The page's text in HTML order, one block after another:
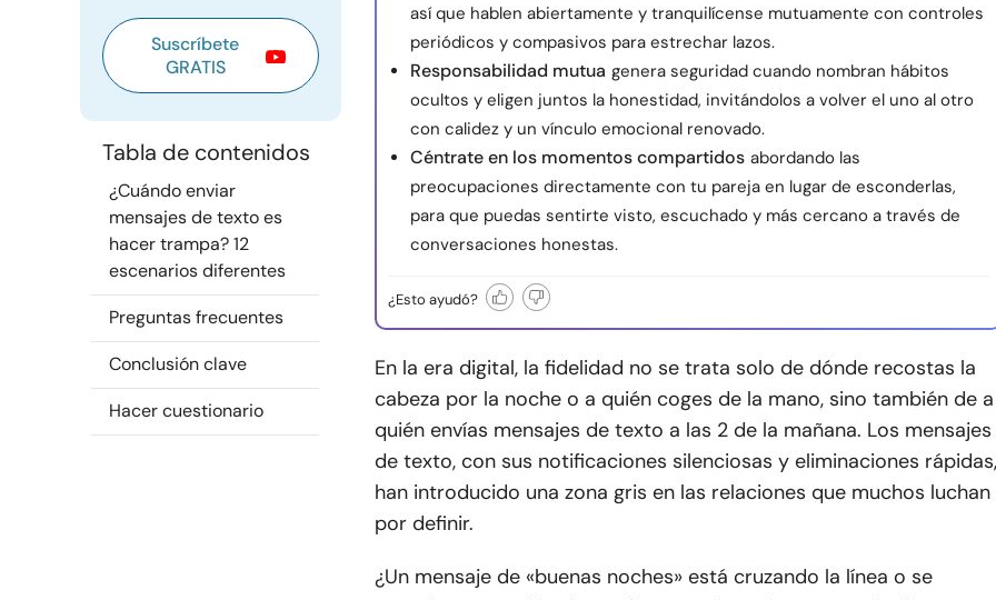
Suscríbete
GRATIS
Tabla de contenidos
¿Cuándo enviar
mensajes de texto es
hacer trampa? 12
escenarios diferentes
Preguntas frecuentes
Conclusión clave
Hacer cuestionario
así que hablen abiertamente y tranquilícense mutuamente con controles
periódicos y compasivos para estrechar lazos.
Responsabilidad mutua genera seguridad cuando nombran hábitos
ocultos y eligen juntos la honestidad, invitándolos a volver el uno al otro
con calidez y un vínculo emocional renovado.
Céntrate en los momentos compartidos abordando las
preocupaciones directamente con tu pareja en lugar de esconderlas,
para que puedas sentirte visto, escuchado y más cercano a través de
conversaciones honestas.
¿Esto ayudó?
En la era digital, la fidelidad no se trata solo de dónde recostas la
cabeza por la noche o a quién coges de la mano, sino también de a
quién envías mensajes de texto a las 2 de la mañana. Los mensajes
de texto, con sus notificaciones silenciosas y eliminaciones rápidas,
han introducido una zona gris en las relaciones que muchos luchan
por definir.
¿Un mensaje de «buenas noches» está cruzando la línea o se